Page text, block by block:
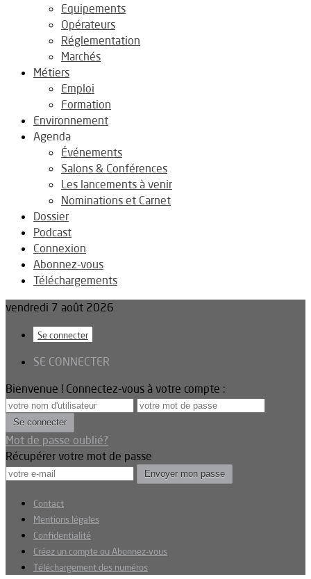
Equipements
Opérateurs
Réglementation
Marchés
Métiers
Emploi
Formation
Environnement
Agenda
Événements
Salons & Conférences
Les lancements à venir
Nominations et Carnet
Dossier
Podcast
Connexion
Abonnez-vous
Téléchargements
vendredi 7 août 2026
Se connecter
SE CONNECTER
Bienvenue ! Connectez-vous à votre compte :
Mot de passe oublié?
Récupérer votre mot de passe
Contact
Mentions légales
Confidentialité
Créez un compte ou Abonnez-vous
Téléchargement des numéros